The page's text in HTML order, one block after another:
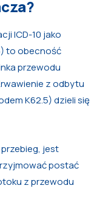
ICD-10 jako
to obecność
przewodu
z odbytu
K62.5) dzieli się
jest
postać
z przewodu